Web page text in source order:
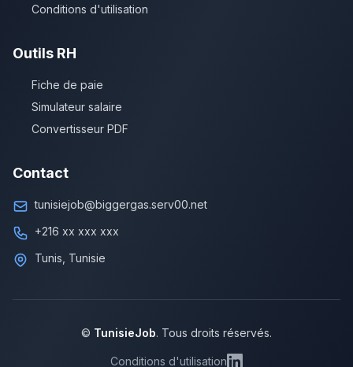
Conditions d'utilisation
Outils RH
Fiche de paie
Simulateur salaire
Convertisseur PDF
Contact
tunisiejob@biggergas.serv00.net
+216 xx xxx xxx
Tunis, Tunisie
© TunisieJob. Tous droits réservés.
Conditions d'utilisation